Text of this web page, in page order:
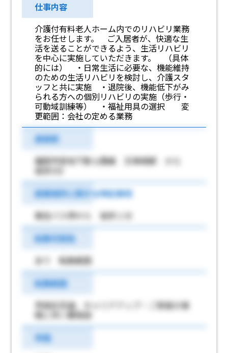
仕事内容
介護付有料老人ホーム内でのリハビリ業務
をお任せします。 ご入居者が、快適な生
活を送ることができるよう、生活リハビリ
を中心に実施していただきます。 （具体
的には） ・日常生活に必要な、機能維持
のための生活リハビリを検討し、介護スタ
ッフと共に実施 ・退院後、機能低下がみ
られる方への個別リハビリの実施（歩行・
可動域訓練等） ・福祉用具の選択 変
更範囲：会社の定める業務
最寄駅
福岡市営地下鉄七隈線 天神南駅 から
就業場所に関する特記事項
春吉バス停から 徒歩１分
転勤可能性
あり 転勤範囲
転勤範囲
早良区百道、キャリアアップ・ご家庭の事
情に伴い要相談
学歴